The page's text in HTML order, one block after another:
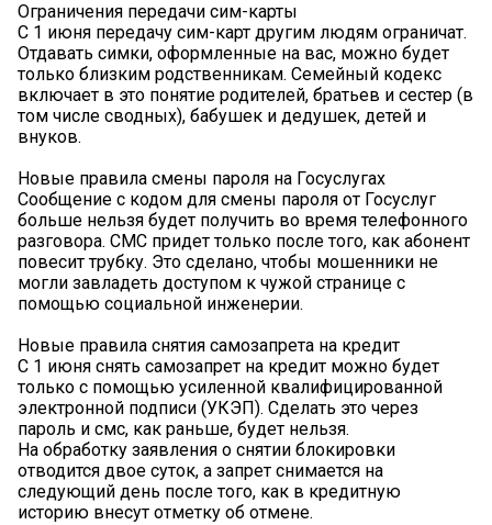
Ограничения передачи сим-карты
С 1 июня передачу сим-карт другим людям ограничат.
Отдавать симки, оформленные на вас, можно будет
только близким родственникам. Семейный кодекс
включает в это понятие родителей, братьев и сестер (в
том числе сводных), бабушек и дедушек, детей и
внуков.
Новые правила смены пароля на Госуслугах
Сообщение с кодом для смены пароля от Госуслуг
больше нельзя будет получить во время телефонного
разговора. СМС придет только после того, как абонент
повесит трубку. Это сделано, чтобы мошенники не
могли завладеть доступом к чужой странице с
помощью социальной инженерии.
Новые правила снятия самозапрета на кредит
С 1 июня снять самозапрет на кредит можно будет
только с помощью усиленной квалифицированной
электронной подписи (УКЭП). Сделать это через
пароль и смс, как раньше, будет нельзя.
На обработку заявления о снятии блокировки
отводится двое суток, а запрет снимается на
следующий день после того, как в кредитную
историю внесут отметку об отмене.